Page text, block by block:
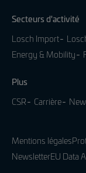
Secteurs d'activité
Losch Import
Energy & Mobility
Plus
CSR Carrière
Mentions légales
NewsletterEU Data